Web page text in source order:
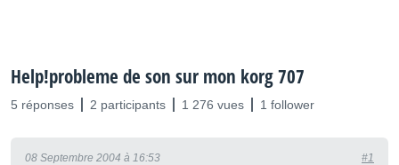
Help!probleme de son sur mon korg 707
5 réponses 2 participants 1 276 vues 1 follower
08 Septembre 2004 à 16:53 #1